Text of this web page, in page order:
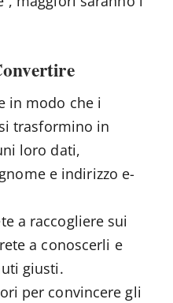
in modo che i
trasformino in
loro dati,
e indirizzo e-
a raccogliere sui
a conoscerli e
giusti.
per convincere gli